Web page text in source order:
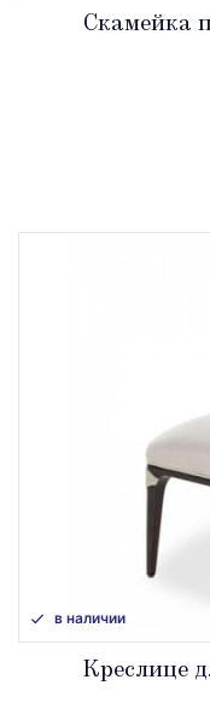
Скамейка
в наличии
Креслице